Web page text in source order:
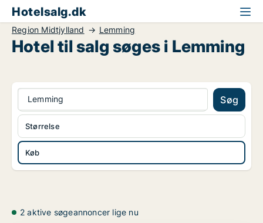
Hotelsalg.dk
Region Midtjylland Lemming
Hotel til salg søges i Lemming
Lemming Søg
Køb
Størrelse
2 aktive søgeannoncer lige nu